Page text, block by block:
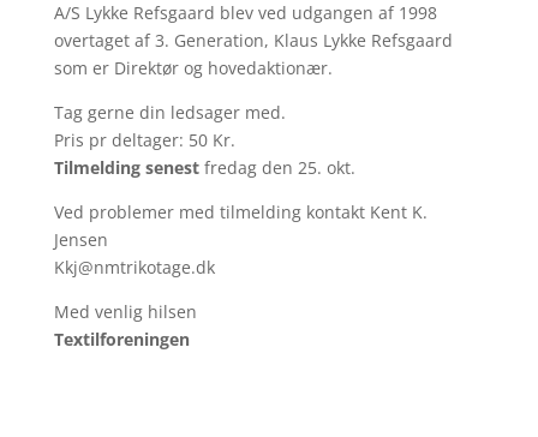
A/S Lykke Refsgaard blev ved udgangen af 1998
overtaget af 3. Generation, Klaus Lykke Refsgaard
som er Direktør og hovedaktionær.
Tag gerne din ledsager med.
Pris pr deltager: 50 Kr.
Tilmelding senestfredag den 25. okt.
Ved problemer med tilmelding kontakt Kent K.
Jensen
Kkj@nmtrikotage.dk
Med venlig hilsen
Textilforeningen